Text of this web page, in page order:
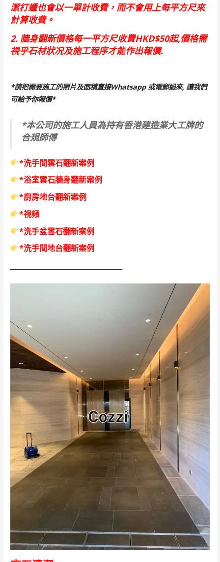
潔打蠟也會以一單計收費，而不會用上每平方尺來
計算收費。
2. 牆身翻新價格每一平方尺收費HKD$50起,價格需
視乎石材狀况及施工程序才能作出報價.
*請把需要施工的照片及面積直接Whatsapp 或電郵過來, 讓我們
可給予你報價*
*本公司的施工人員為持有香港建造業大工牌的
合規師傅
*洗手間雲石翻新案例
*浴室雲石牆身翻新案例
*廚房地台翻新案例
*視頻
*洗手盆雲石翻新案例
*洗手間地台翻新案例